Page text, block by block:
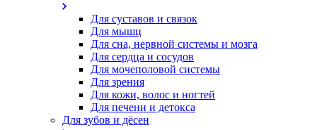
Для суставов и связок
Для мышц
Для сна, нервной системы и мозга
Для сердца и сосудов
Для мочеполовой системы
Для зрения
Для кожи, волос и ногтей
Для печени и детокса
Для зубов и дёсен